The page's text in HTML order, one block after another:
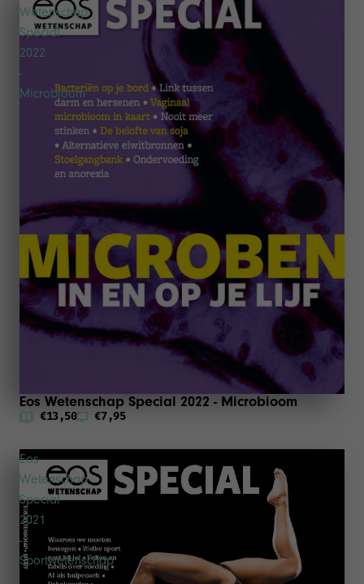
Wetenschap
Special
2022
-
Microbioom
Eos Wetenschap Special 2022 - Microbioom
€13,50 €7,95
Eos
Wetenschap
Special
2021
-
Sportwetenschap